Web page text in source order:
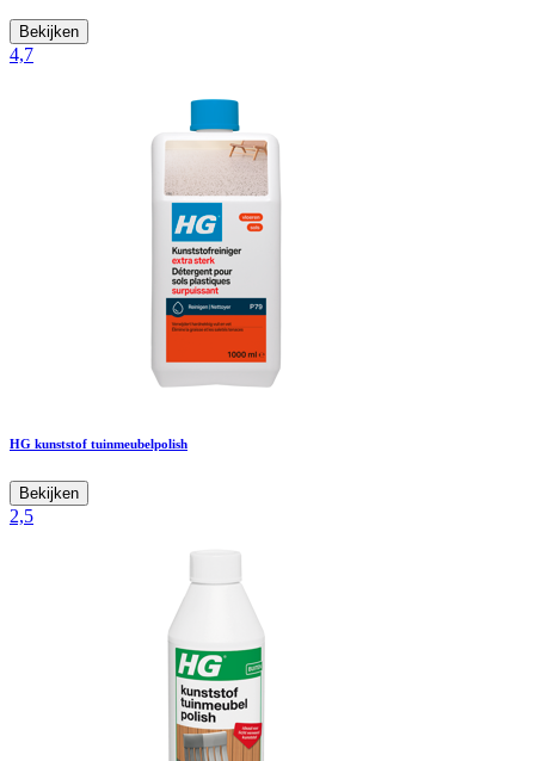
Bekijken
4,7
HG kunststof tuinmeubelpolish
Bekijken
2,5